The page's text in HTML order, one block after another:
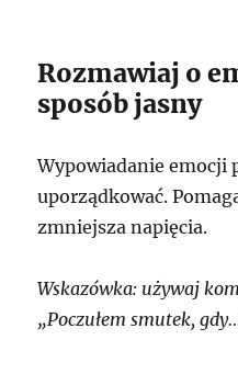
Rozmawiaj o
sposób jasny
Wypowiadanie emocji
uporządkować.
zmniejsza napięcia.
Wskazówka: używaj
„Poczułem smutek,